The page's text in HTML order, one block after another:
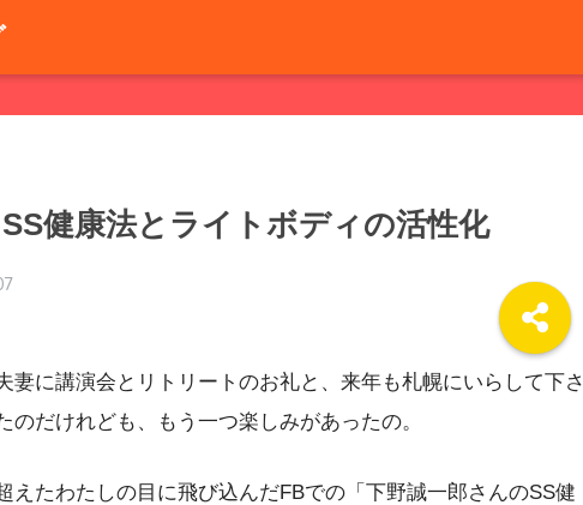
健康法とライトボディの活性化
妻に講演会とリトリートのお礼と、来年も札幌にいらして下さ
のだけれども、もう一つ楽しみがあったの。
えたわたしの目に飛び込んだFBでの「下野誠一郎さんのSS健